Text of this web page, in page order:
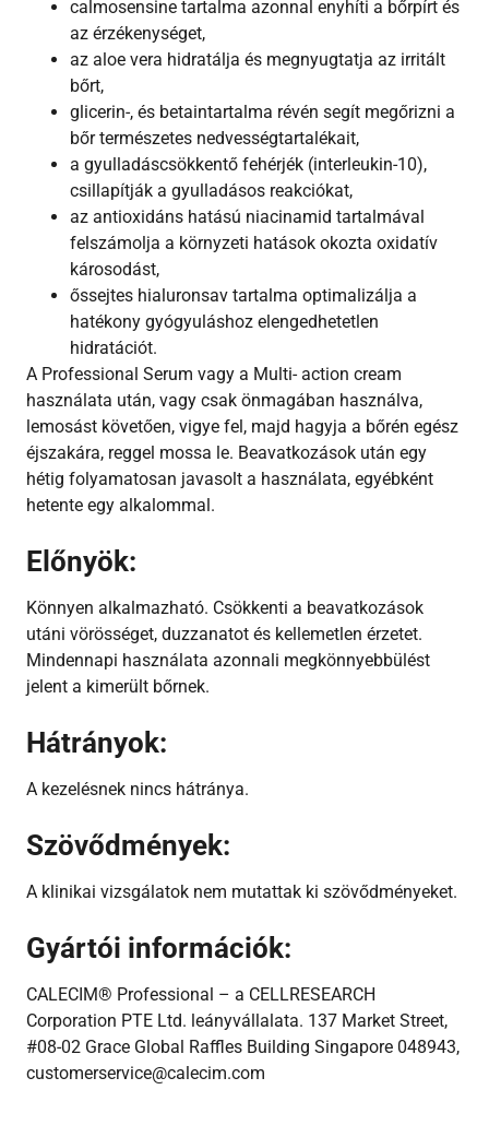
calmosensine tartalma azonnal enyhíti a bőrpírt és
az érzékenységet,
az aloe vera hidratálja és megnyugtatja az irritált
bőrt,
glicerin-, és betaintartalma révén segít megőrizni a
bőr természetes nedvességtartalékait,
a gyulladáscsökkentő fehérjék (interleukin-10),
csillapítják a gyulladásos reakciókat,
az antioxidáns hatású niacinamid tartalmával
felszámolja a környzeti hatások okozta oxidatív
károsodást,
őssejtes hialuronsav tartalma optimalizálja a
hatékony gyógyuláshoz elengedhetetlen
hidratációt.
A Professional Serum vagy a Multi- action cream
használata után, vagy csak önmagában használva,
lemosást követően, vigye fel, majd hagyja a bőrén egész
éjszakára, reggel mossa le. Beavatkozások után egy
hétig folyamatosan javasolt a használata, egyébként
hetente egy alkalommal.
Előnyök:
Könnyen alkalmazható. Csökkenti a beavatkozások
utáni vörösséget, duzzanatot és kellemetlen érzetet.
Mindennapi használata azonnali megkönnyebbülést
jelent a kimerült bőrnek.
Hátrányok:
A kezelésnek nincs hátránya.
Szövődmények:
A klinikai vizsgálatok nem mutattak ki szövődményeket.
Gyártói információk:
CALECIM® Professional – a CELLRESEARCH
Corporation PTE Ltd. leányvállalata. 137 Market Street,
#08-02 Grace Global Raffles Building Singapore 048943,
customerservice@calecim.com